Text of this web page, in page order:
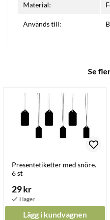
Material:
Används till:
Se
Presentetiketter med snöre.
6 st
29 kr
Lägg i kundvagnen